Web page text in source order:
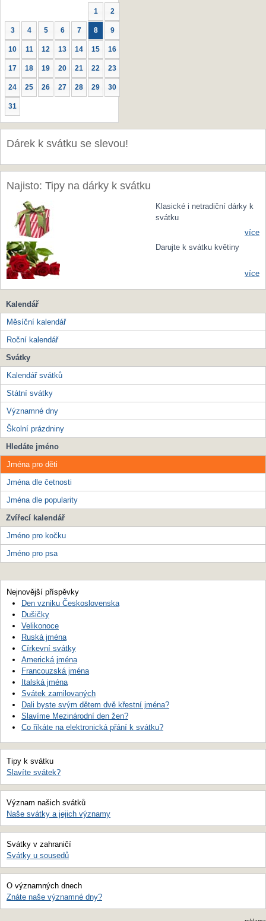
1 2
3 4 5 6 7 8 9
10 11 12 13 14 15 16
17 18 19 20 21 22 23
24 25 26 27 28 29 30
31
Dárek k svátku se slevou!
Najisto: Tipy na dárky k svátku
Klasické i netradiční dárky k
svátku
více
Darujte k svátku květiny
více
Kalendář
Měsíční kalendář
Roční kalendář
Svátky
Kalendář svátků
Státní svátky
Významné dny
Školní prázdniny
Hledáte jméno
Jména pro děti
Jména dle četnosti
Jména dle popularity
Zvířecí kalendář
Jméno pro kočku
Jméno pro psa
Nejnovější příspěvky
Den vzniku Československa
Dušičky
Velikonoce
Ruská jména
Církevní svátky
Americká jména
Francouzská jména
Italská jména
Svátek zamilovaných
Dali byste svým dětem dvě křestní jména?
Slavíme Mezinárodní den žen?
Co říkáte na elektronická přání k svátku?
Tipy k svátku
Slavíte svátek?
Význam našich svátků
Naše svátky a jejich významy
Svátky v zahraničí
Svátky u sousedů
O významných dnech
Znáte naše významné dny?